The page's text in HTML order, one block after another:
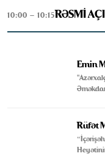
10:00 – 10:15RƏSMİ
Emin
Rüfət